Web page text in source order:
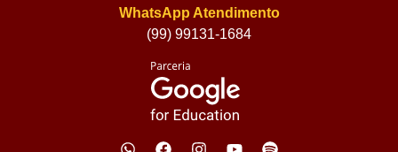
WhatsApp Atendimento
(99) 99131-1684